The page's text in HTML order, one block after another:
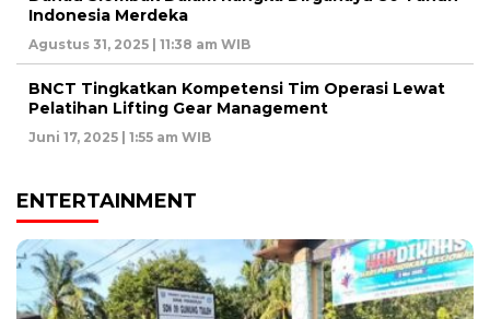
Indonesia Merdeka
Agustus 31, 2025 | 11:38 am WIB
BNCT Tingkatkan Kompetensi Tim Operasi Lewat
Pelatihan Lifting Gear Management
Juni 17, 2025 | 1:55 am WIB
ENTERTAINMENT